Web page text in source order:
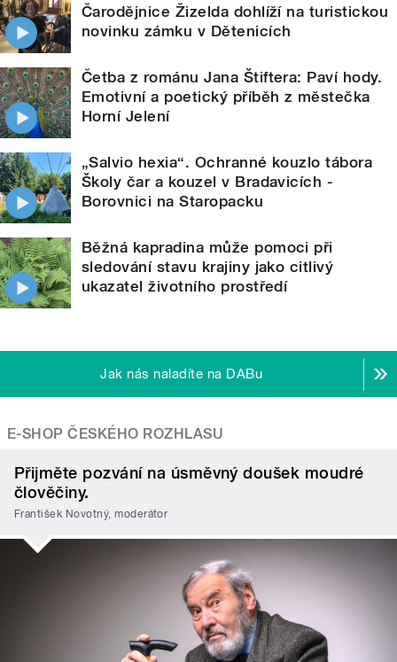
Čarodějnice Žizelda dohlíží na turistickou
novinku zámku v Dětenicích
Četba z románu Jana Štiftera: Paví hody.
Emotivní a poetický příběh z městečka
Horní Jelení
„Salvio hexia“. Ochranné kouzlo tábora
Školy čar a kouzel v Bradavicích -
Borovnici na Staropacku
Běžná kapradina může pomoci při
sledování stavu krajiny jako citlivý
ukazatel životního prostředí
Jak nás naladíte na DABu
E-SHOP ČESKÉHO ROZHLASU
Přijměte pozvání na úsměvný doušek moudré
člověčiny.
František Novotný, moderátor